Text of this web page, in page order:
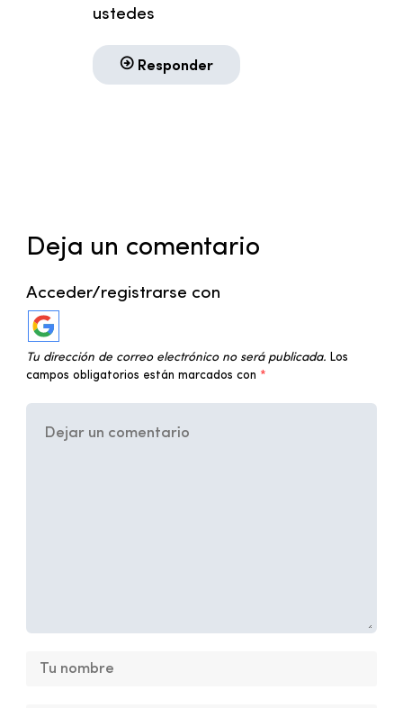
ustedes
Responder
Deja un comentario
Acceder/registrarse con
Tu dirección de correo electrónico no será publicada. Los
campos obligatorios están marcados con *